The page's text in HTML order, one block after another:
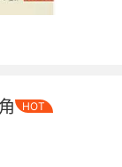
HOT